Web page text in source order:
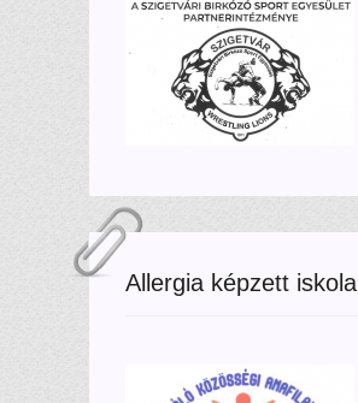
Allergia képzett iskola